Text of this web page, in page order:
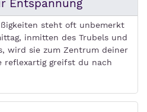
Entspannung
steht oft unbemerkt
inmitten des Trubels und
wird sie zum Zentrum deiner
reflexartig greifst du nach